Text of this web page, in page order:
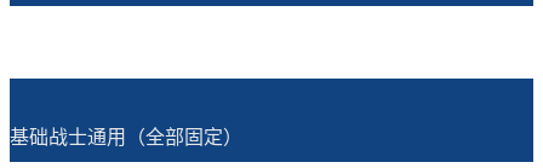
基础战士通用（全部固定）